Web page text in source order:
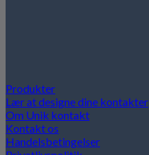
Produkter
Lær at designe dine kontakter
Om Unik kontakt
Kontakt os
Handelsbetingelser